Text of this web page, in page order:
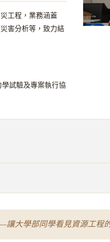
工程，業務涵蓋
害分析等，致力結
試驗及專案執行協
大學部同學看見資源工程